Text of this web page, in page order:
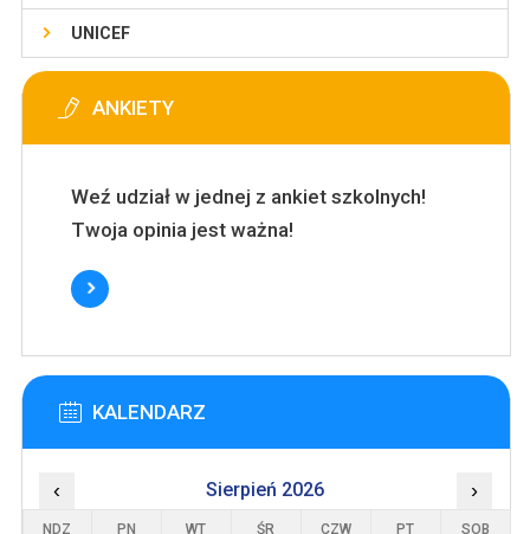
UNICEF
ANKIETY
Weź udział w jednej z ankiet szkolnych!
Twoja opinia jest ważna!
KALENDARZ
‹ Sierpień 2026 ›
NDZ PN WT ŚR CZW PT SOB